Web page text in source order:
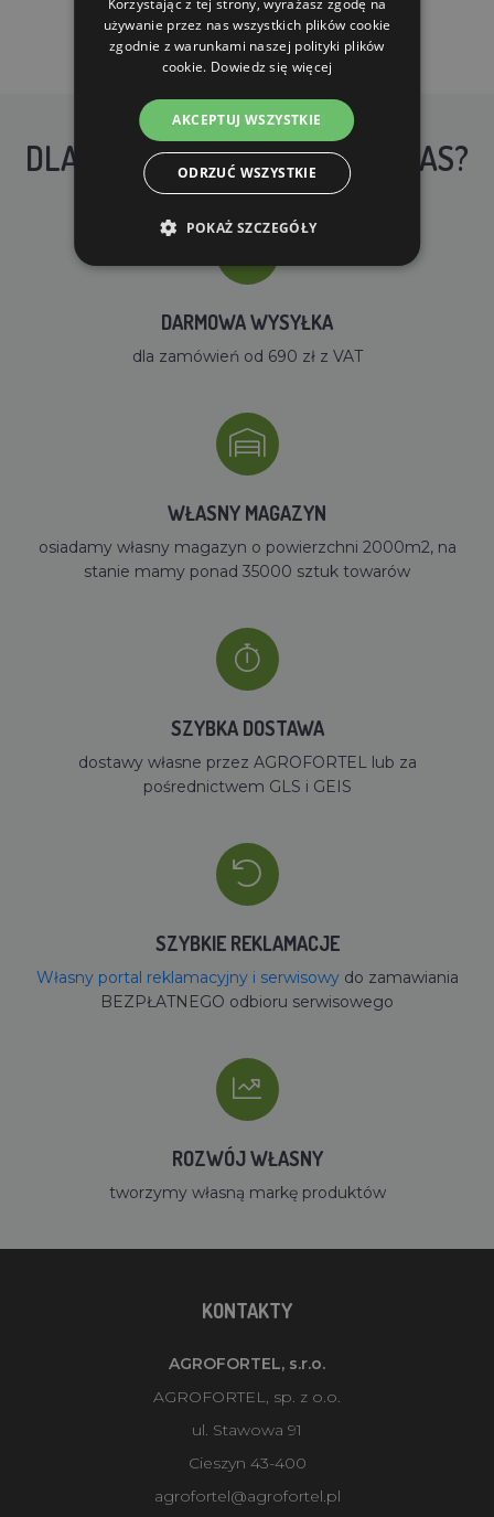
DLACZEGO WARTO KUPIĆ U NAS?
DARMOWA WYSYŁKA
dla zamówień od 690 zł z VAT
WŁASNY MAGAZYN
osiadamy własny magazyn o powierzchni 2000m2, na
stanie mamy ponad 35000 sztuk towarów
SZYBKA DOSTAWA
dostawy własne przez AGROFORTEL lub za
pośrednictwem GLS i GEIS
SZYBKIE REKLAMACJE
Własny portal reklamacyjny i serwisowydo zamawiania
BEZPŁATNEGO odbioru serwisowego
ROZWÓJ WŁASNY
tworzymy własną markę produktów
KONTAKTY
AGROFORTEL, s.r.o.
AGROFORTEL, sp. z o.o.
ul. Stawowa 91
Cieszyn 43-400
agrofortel@agrofortel.pl
używanie przez nas wszystkich plików cookie
zgodnie z warunkami naszej polityki plików
cookie. Dowiedz się więcej
AKCEPTUJ WSZYSTKIE
ODRZUĆ WSZYSTKIE
POKAŻ SZCZEGÓŁY